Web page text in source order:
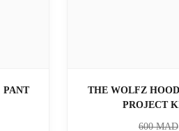
THE WOLFZ
PROJECT
600MAD